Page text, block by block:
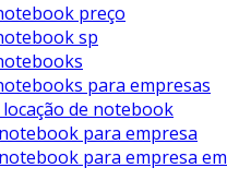
preço
sp
para empresas
locação de notebook
para empresa
para empresa em